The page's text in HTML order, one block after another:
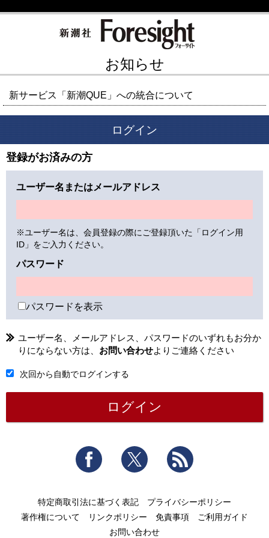
お知らせ
新サービス「新潮QUE」への統合について
ログイン
登録がお済みの方
ユーザー名またはメールアドレス
※ユーザー名は、会員登録の際にご登録頂いた「ログイン用
ID」をご入力ください。
パスワード
パスワードを表示
ユーザー名、メールアドレス、パスワードのいずれもお分か
りにならない方は、 お問い合わせよりご連絡ください
次回から自動でログインする
Facebook Twitter
特定商取引法に基づく表記
プライバシーポリシー
著作権について
リンクポリシー 免責事項
ご利用ガイド
お問い合わせ